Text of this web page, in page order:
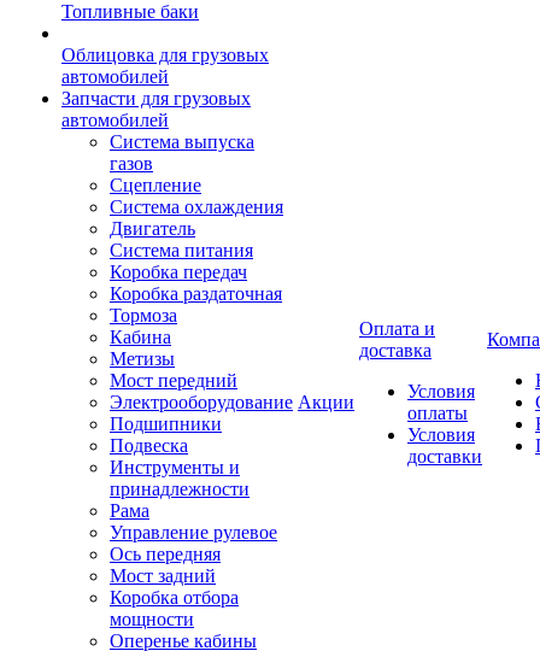
Топливные баки
Облицовка для грузовых
автомобилей
Запчасти для грузовых
автомобилей
Система выпуска
газов
Сцепление
Система охлаждения
Двигатель
Система питания
Коробка передач
Коробка раздаточная
Тормоза
Кабина
Метизы
Мост передний
Электрооборудование
Подшипники
Подвеска
Инструменты и
принадлежности
Рама
Управление рулевое
Ось передняя
Мост задний
Коробка отбора
мощности
Оперенье кабины
Акции
Оплата и
доставка
Условия
оплаты
Условия
доставки